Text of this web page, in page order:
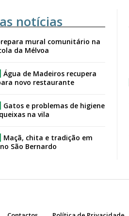
notícias
mural comunitário na
da Mélvoa
Água de Madeiros recupera
novo restaurante
Gatos e problemas de higiene
na vila
Maçã, chita e tradição em
São Bernardo